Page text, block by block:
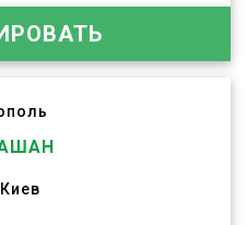
АШАН
Киев